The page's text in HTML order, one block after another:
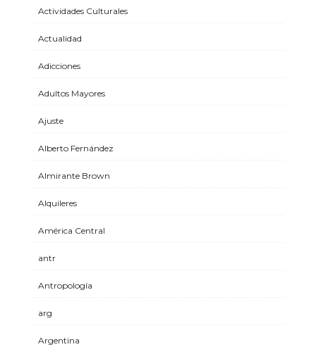
Actividades Culturales
Actualidad
Adicciones
Adultos Mayores
Ajuste
Alberto Fernández
Almirante Brown
Alquileres
América Central
antr
Antropología
arg
Argentina